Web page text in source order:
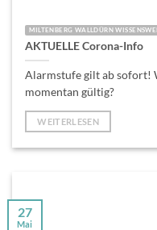
MILTENBERG WALLDÜRN
AKTUELLE Corona-Info
Alarmstufe gilt ab sofort!
momentan gültig?
WEITERLESEN
27
Mai